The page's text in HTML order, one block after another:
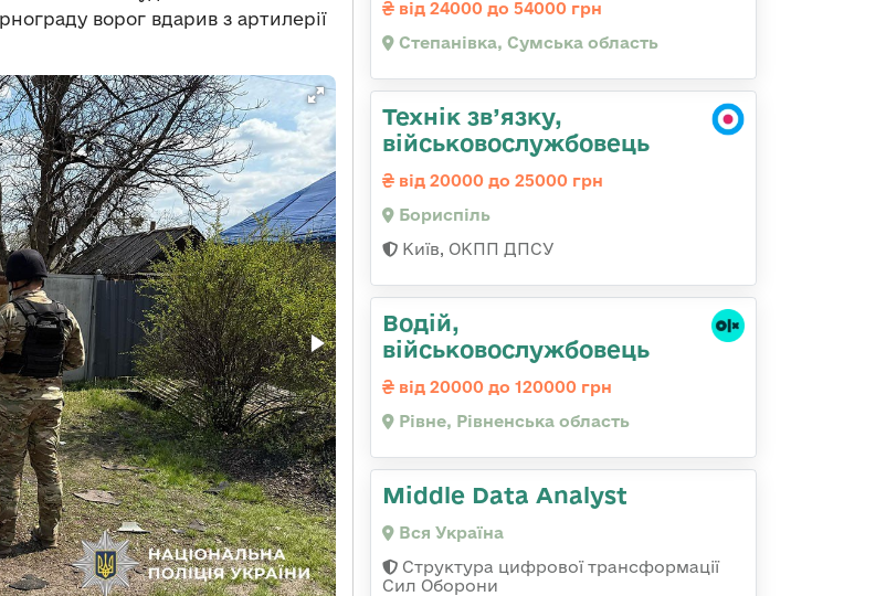
ворог вдарив з артилерії
від 24000 до 54000 грн
Степанівка, Сумська область
Технік зв’язку,
військовослужбовець
від 20000 до 25000 грн
Бориспіль
Київ, ОКПП ДПСУ
Водій,
військовослужбовець
від 20000 до 120000 грн
Рівне, Рівненська область
Middle Data Analyst
Вся Україна
Структура цифрової трансформації
Сил Оборони